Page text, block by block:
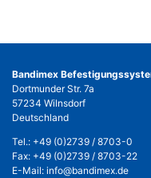
Bandimex
Dortmunder Str. 7a
57234 Wilnsdorf
Deutschland
Tel.: +49 (0)2739 / 8703-0
Fax: +49 (0)2739 / 8703-22
E-Mail: info@bandimex.de